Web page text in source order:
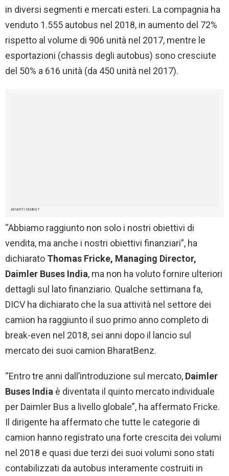
in diversi segmenti e mercati esteri. La compagnia ha
venduto 1.555 autobus nel 2018, in aumento del 72%
rispetto al volume di 906 unità nel 2017, mentre le
esportazioni (chassis degli autobus) sono cresciute
del 50% a 616 unità (da 450 unità nel 2017).
ADVERTISEMENT
“Abbiamo raggiunto non solo i nostri obiettivi di
vendita, ma anche i nostri obiettivi finanziari”, ha
dichiarato Thomas Fricke, Managing Director,
Daimler Buses India, ma non ha voluto fornire ulteriori
dettagli sul lato finanziario. Qualche settimana fa,
DICV ha dichiarato che la sua attività nel settore dei
camion ha raggiunto il suo primo anno completo di
break-even nel 2018, sei anni dopo il lancio sul
mercato dei suoi camion BharatBenz.
“Entro tre anni dall’introduzione sul mercato, Daimler
Buses India è diventata il quinto mercato individuale
per Daimler Bus a livello globale”, ha affermato Fricke.
Il dirigente ha affermato che tutte le categorie di
camion hanno registrato una forte crescita dei volumi
nel 2018 e quasi due terzi dei suoi volumi sono stati
contabilizzati da autobus interamente costruiti in